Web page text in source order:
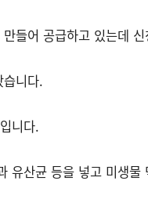
들어 공급하고 있는데
니다.
니다.
유산균 등을 넣고 미생